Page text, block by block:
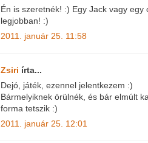
Én is szeretnék! :) Egy Jack vagy egy
legjobban! :)
2011. január 25. 11:58
Zsiri írta...
Dejó, játék, ezennel jelentkezem :)
Bármelyiknek örülnék, és bár elmúlt
forma tetszik :)
2011. január 25. 12:01